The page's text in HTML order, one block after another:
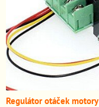
Regulátor otáček motory